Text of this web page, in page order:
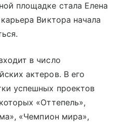
площадке стала Елена
Виктора начала
в число
актеров. В его
успешных проектов
«Оттепель»,
«Чемпион мира»,